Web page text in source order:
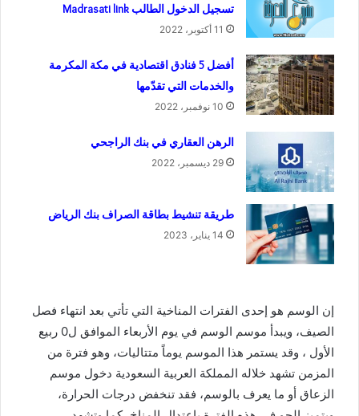
تسجيل الدخول الطالب Madrasati link
11 أكتوبر، 2022
أفضل 5 فنادق اقتصادية في مكة المكرمة
والخدمات التي تقدّمها
10 نوفمبر، 2022
الرهن العقاري في بنك الراجحي
29 ديسمبر، 2022
طريقة تنشيط بطاقة الصراف بنك الرياض
14 يناير، 2023
إن الوسم هو إحدى الفترات المناخية التي تأتي بعد انتهاء فصل
الصيف، ويبدأ موسم الوسم في يوم الأربعاء الموافق ل0 ربيع
الأول ، وقد يستمر هذا الموسم يوماً متتاليات، وهو فترة من
المزمن تشهد خلاله المملكة العربية السعودية دخول موسم
الزعاق أو ما يعرف بالوسم، فقد تنخفض درجات الحرارة،